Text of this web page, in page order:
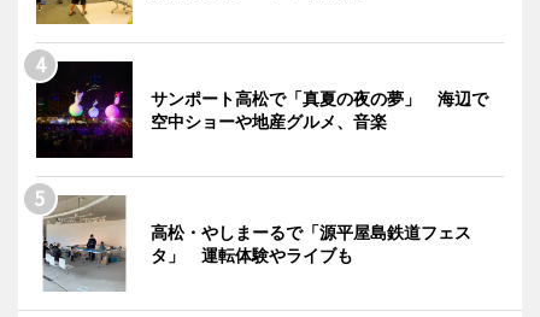
サンポート高松で「真夏の夜の夢」 海辺で
空中ショーや地産グルメ、音楽
高松・やしまーるで「源平屋島鉄道フェス
タ」 運転体験やライブも